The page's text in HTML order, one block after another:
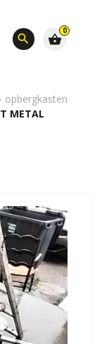
search
0
shopping_basket
opbergkasten
METAL